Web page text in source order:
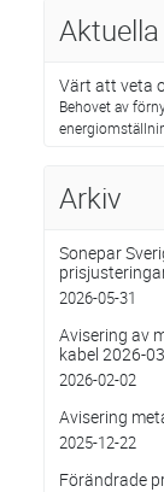
Värt att veta
Behovet av
Arkiv
Sonepar
2026-05-31
Avisering av
kabel 2026-
2026-02-02
Avisering
2025-12-22
Förändrade